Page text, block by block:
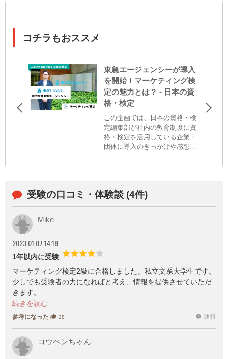
コチラもおススメ
東急エージェンシーが導入
を開始！マーケティング検
定の魅力とは？ - 日本の資
格・検定
この企画では、日本の資格・検
定編集部が社内の教育制度に資
格・検定を活用している企業・
団体に導入のきっかけや感想を
公益社団法人 日本マーケティン
定(内...
受験の口コミ・体験談 (4件)
Mike
2023.01.07 14:18
1年以内に受験
マーケティング検定2級に合格しました。私立文系大学生です。
少しでも受験者の力になればと考え、情報を提供させていただ
きます。
●受験を決意したきっかけ
けておきたいと感じたため。そもそもマーケティングというも
の自体に、座学は意味をなさないという意見もあるが、それは
ただの逃げだと考えている。なぜならマーケティングを学習す
参考になった thumb_up 28 report 通報
コウペンちゃん